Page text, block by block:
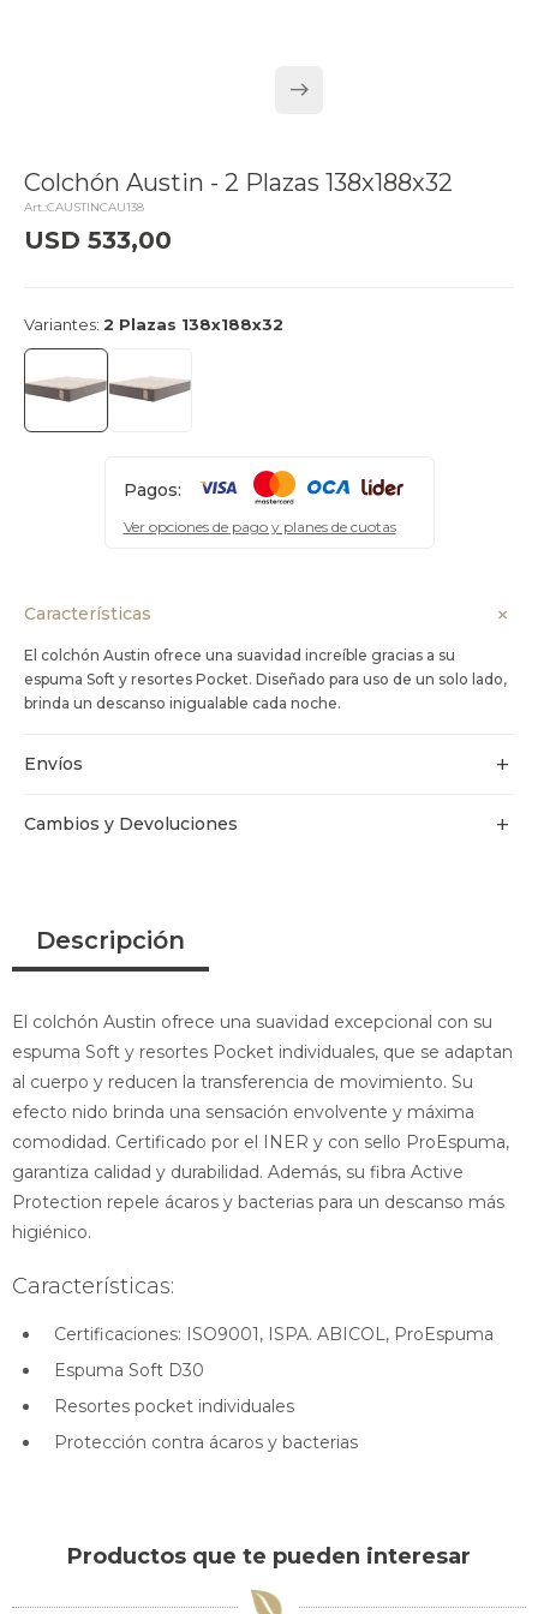
Colchón Austin - 2 Plazas 138x188x32
CAUSTINCAU138
USD 533,00
Variantes: 2 Plazas 138x188x32
Pagos:
Ver opciones de pago y planes de cuotas
Características
El colchón Austin ofrece una suavidad increíble gracias a su
espuma Soft y resortes Pocket. Diseñado para uso de un solo lado,
brinda un descanso inigualable cada noche.
Envíos
Cambios y Devoluciones
Descripción
El colchón Austin ofrece una suavidad excepcional con su
espuma Soft y resortes Pocket individuales, que se adaptan
al cuerpo y reducen la transferencia de movimiento. Su
efecto nido brinda una sensación envolvente y máxima
comodidad. Certificado por el INER y con sello ProEspuma,
garantiza calidad y durabilidad. Además, su fibra Active
Protection repele ácaros y bacterias para un descanso más
higiénico.
Características:
Certificaciones: ISO9001, ISPA. ABICOL, ProEspuma
Espuma Soft D30
Resortes pocket individuales
Protección contra ácaros y bacterias
Productos que te pueden interesar